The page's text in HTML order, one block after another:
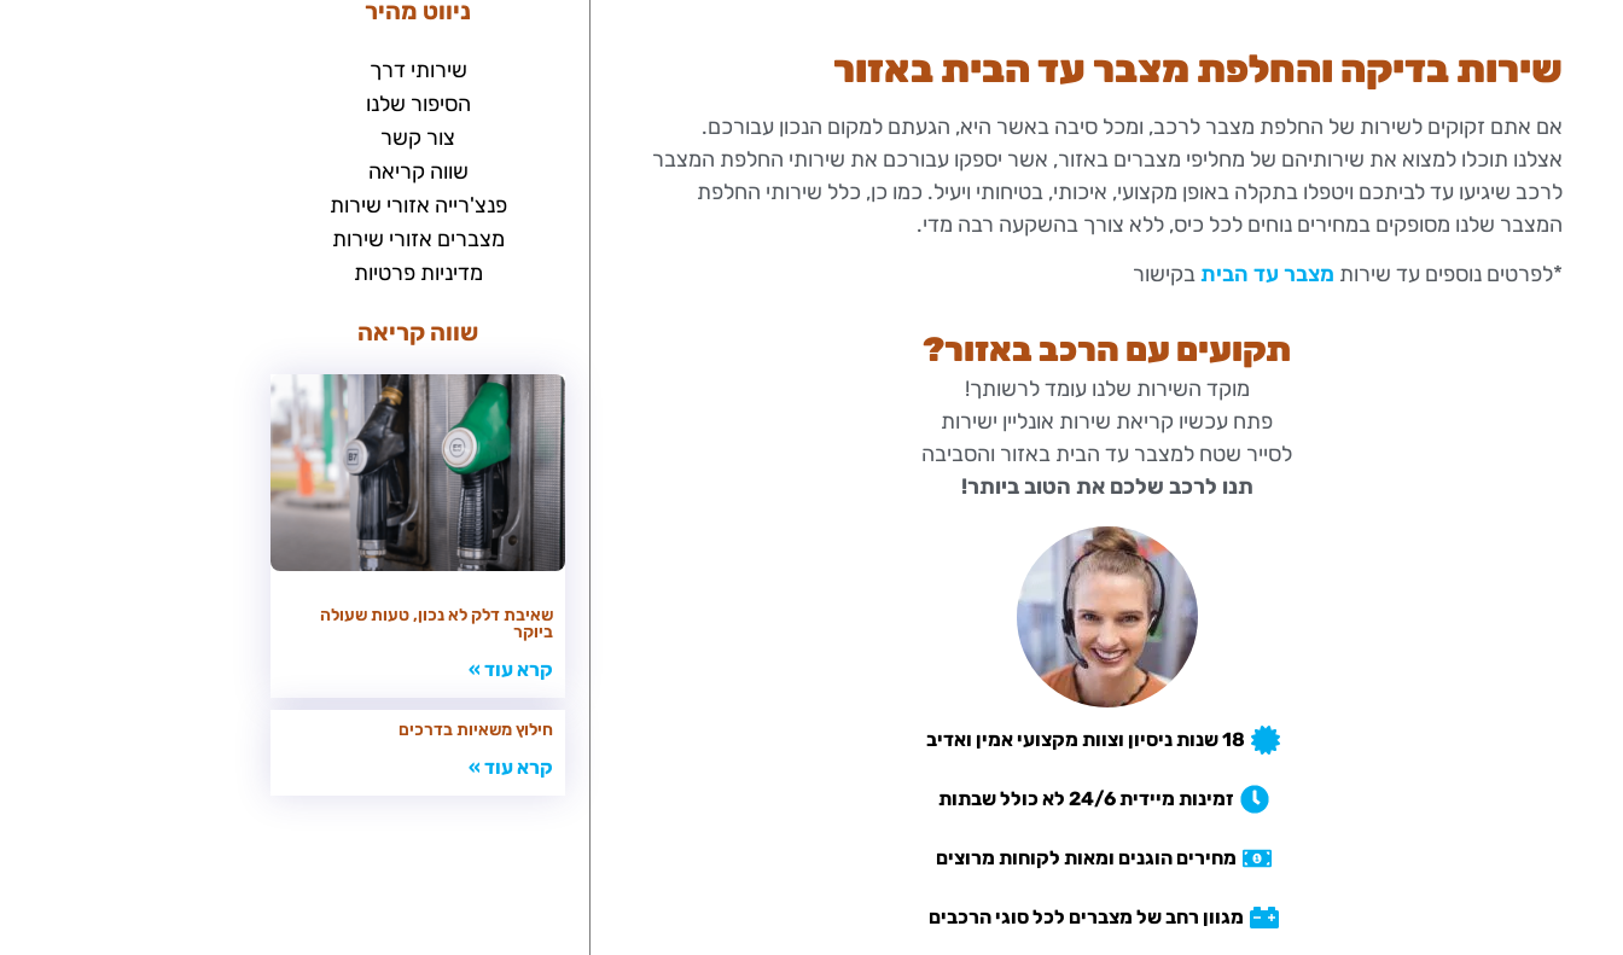
שירות בדיקה והחלפת מצבר עד הבית באזור
אם אתם זקוקים לשירות של החלפת מצבר לרכב, ומכל סיבה באשר היא, הגעתם למקום הנכון עבורכם.
אצלנו תוכלו למצוא את שירותיהם של מחליפי מצברים באזור, אשר יספקו עבורכם את שירותי החלפת המצבר
לרכב שיגיעו עד לביתכם ויטפלו בתקלה באופן מקצועי, איכותי, בטיחותי ויעיל. כמו כן, כלל שירותי החלפת
המצבר שלנו מסופקים במחירים נוחים לכל כיס, ללא צורך בהשקעה רבה מדי.
*לפרטים נוספים עד שירות מצבר עד הביתבקישור
תקועים עם הרכב באזור?
מוקד השירות שלנו עומד לרשותך!
פתח עכשיו קריאת שירות אונליין ישירות
לסייר שטח למצבר עד הבית באזור והסביבה
תנו לרכב שלכם את הטוב ביותר!
18 שנות ניסיון וצוות מקצועי אמין ואדיב
זמינות מיידית 24/6 לא כולל שבתות
מחירים הוגנים ומאות לקוחות מרוצים
מגוון רחב של מצברים לכל סוגי הרכבים
ניווט מהיר
שירותי דרך
הסיפור שלנו
צור קשר
שווה קריאה
פנצ'רייה אזורי שירות
מצברים אזורי שירות
מדיניות פרטיות
שווה קריאה
שאיבת דלק לא נכון, טעות שעולה
ביוקר
קרא עוד »
חילוץ משאיות בדרכים
קרא עוד »